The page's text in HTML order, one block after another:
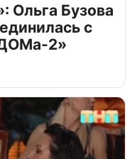
Ольга Бузова
с
2»